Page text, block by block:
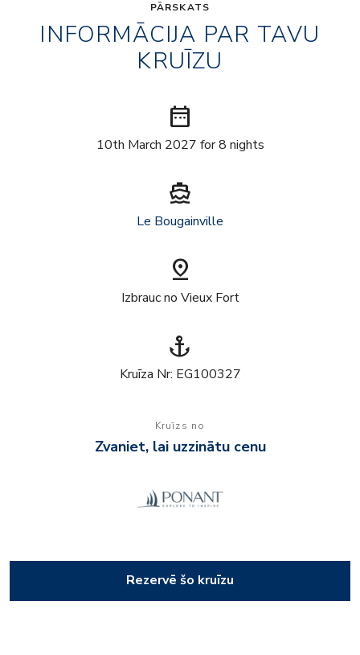
PĀRSKATS
INFORMĀCIJA PAR TAVU
KRUĪZU
date_range
10th March 2027 for 8 nights
directions_boat
Le Bougainville
pin_drop
Izbrauc no Vieux Fort
anchor
Kruīza Nr: EG100327
Kruīzs no
Zvaniet, lai uzzinātu cenu
Rezervē šo kruīzu